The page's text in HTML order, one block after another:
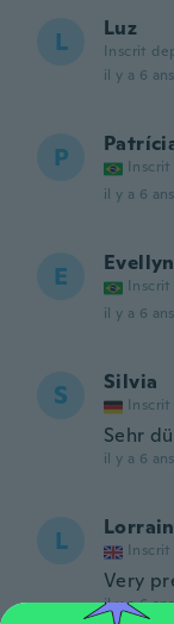
L Luz
Inscrit
il y a 6 ans
P Inscrit
il y a 6 ans
E Evellyn
Inscrit
il y a 6 ans
S Silvia
Inscrit
Sehr
il y a 6 ans
L Inscrit
Very
il y a 6 ans